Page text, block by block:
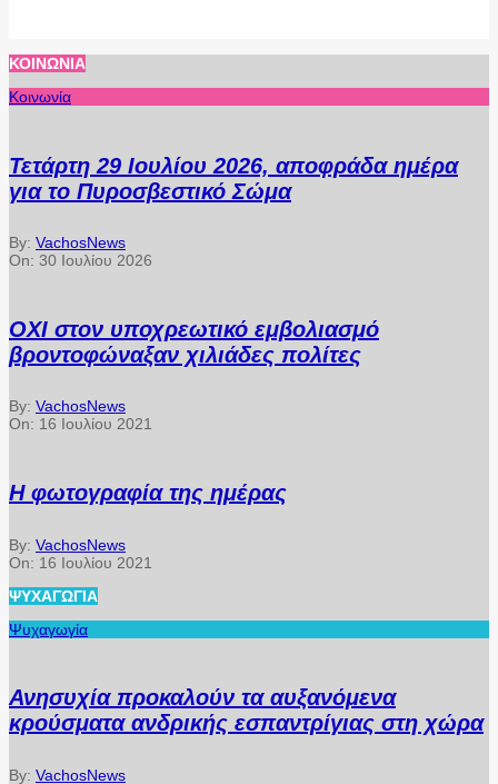
ΚΟΙΝΩΝΊΑ
Κοινωνία
Τετάρτη 29 Ιουλίου 2026, αποφράδα ημέρα
για το Πυροσβεστικό Σώμα
By: VachosNews
On: 30 Ιουλίου 2026
ΟΧΙ στον υποχρεωτικό εμβολιασμό
βροντοφώναξαν χιλιάδες πολίτες
By: VachosNews
On: 16 Ιουλίου 2021
Η φωτογραφία της ημέρας
By: VachosNews
On: 16 Ιουλίου 2021
ΨΥΧΑΓΩΓΊΑ
Ψυχαγωγία
Ανησυχία προκαλούν τα αυξανόμενα
κρούσματα ανδρικής εσπαντρίγιας στη χώρα
By: VachosNews